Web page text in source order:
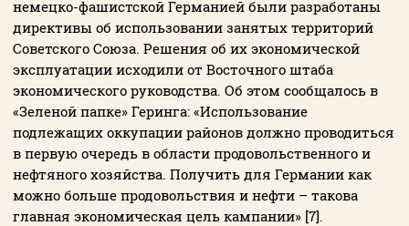
немецко-фашистской Германией были разработаны
директивы об использовании занятых территорий
Советского Союза. Решения об их экономической
эксплуатации исходили от Восточного штаба
экономического руководства. Об этом сообщалось в
«Зеленой папке» Геринга: «Использование
подлежащих оккупации районов должно проводиться
в первую очередь в области продовольственного и
нефтяного хозяйства. Получить для Германии как
можно больше продовольствия и нефти – такова
главная экономическая цель кампании» [7].